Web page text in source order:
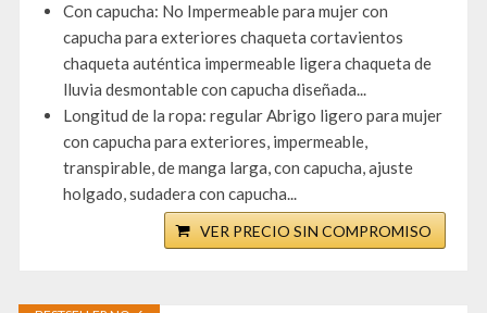
Con capucha: No Impermeable para mujer con
capucha para exteriores chaqueta cortavientos
chaqueta auténtica impermeable ligera chaqueta de
lluvia desmontable con capucha diseñada...
Longitud de la ropa: regular Abrigo ligero para mujer
con capucha para exteriores, impermeable,
transpirable, de manga larga, con capucha, ajuste
holgado, sudadera con capucha...
VER PRECIO SIN COMPROMISO